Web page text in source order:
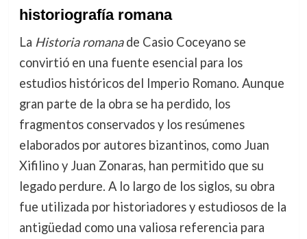
historiografía romana
La Historia romanade Casio Coceyano se
convirtió en una fuente esencial para los
estudios históricos del Imperio Romano. Aunque
gran parte de la obra se ha perdido, los
fragmentos conservados y los resúmenes
elaborados por autores bizantinos, como Juan
Xifilino y Juan Zonaras, han permitido que su
legado perdure. A lo largo de los siglos, su obra
fue utilizada por historiadores y estudiosos de la
antigüedad como una valiosa referencia para